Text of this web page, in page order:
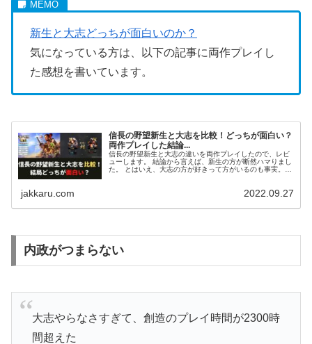
新生と大志どっちが面白いのか？
気になっている方は、以下の記事に両作プレイし
た感想を書いています。
信長の野望新生と大志を比較！どっちが面白い？
両作プレイした結論...
信長の野望新生と大志の違いを両作プレイしたので、レビ
ューします。 結論から言えば、新生の方が断然ハマりまし
た。 とはいえ、大志の方が好きって方がいるのも事実。
jakkaru.com 2022.09.27
内政がつまらない
大志やらなさすぎて、創造のプレイ時間が2300時
間超えた